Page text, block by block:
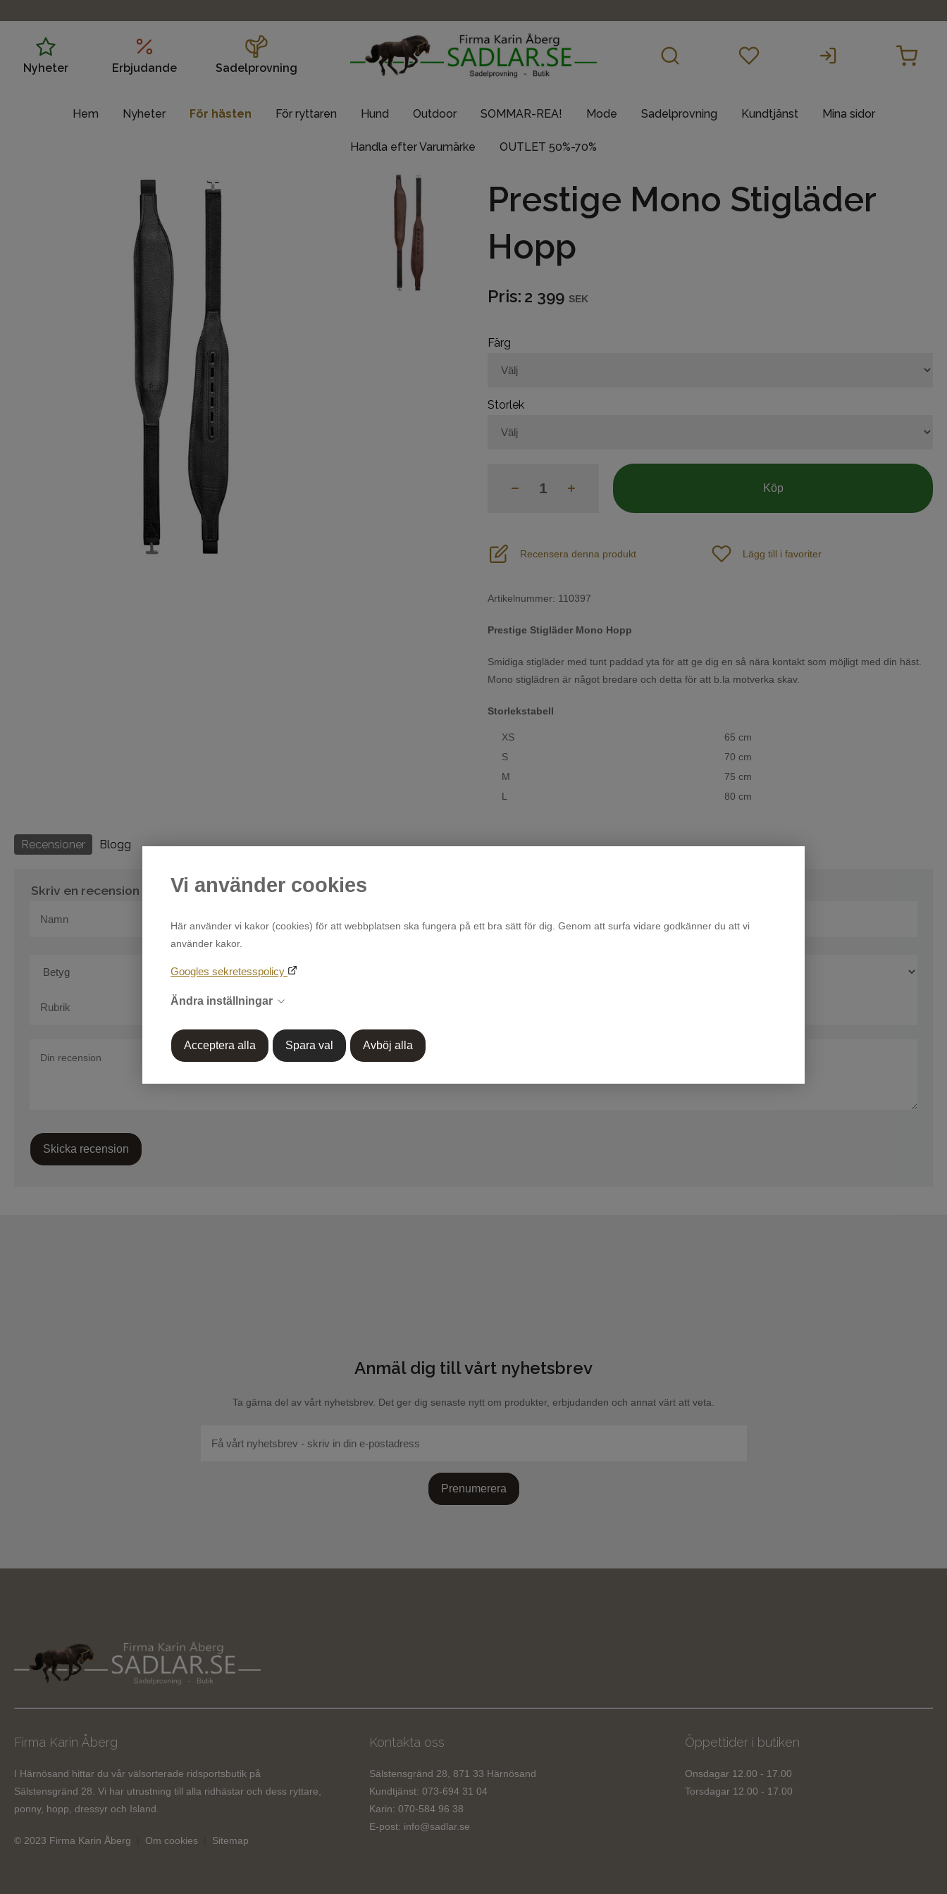
Vi använder cookies
Här använder vi kakor (cookies) för att webbplatsen ska fungera på ett bra sätt för dig. Genom att surfa vidare godkänner du att vi
använder kakor.
Googles sekretesspolicy
Ändra inställningar
Acceptera alla Spara val Avböj alla
Nyheter Erbjudande Sadelprovning
Hem Nyheter För hästen För ryttaren Hund Outdoor SOMMAR-REA! Mode Sadelprovning Kundtjänst Mina sidor
Handla efter Varumärke OUTLET 50%-70%
Prestige Mono Stigläder
Hopp
Pris: 2 399 SEK
Färg
Storlek
Köp
Recensera denna produkt Lägg till i favoriter
Artikelnummer: 110397
Prestige Stigläder Mono Hopp
Smidiga stigläder med tunt paddad yta för att ge dig en så nära kontakt som möjligt med din häst.
Mono stiglädren är något bredare och detta för att b.la motverka skav.
Storlekstabell
XS
65 cm
S
70 cm
M
75 cm
L
80 cm
Recensioner
Skriv en recension
Skicka recension
Blogg
Anmäl dig till vårt nyhetsbrev
Ta gärna del av vårt nyhetsbrev. Det ger dig senaste nytt om produkter, erbjudanden och annat värt att veta.
Prenumerera
Firma Karin Åberg
I Härnösand hittar du vår välsorterade ridsportsbutik på
Sälstensgränd 28. Vi har utrustning till alla ridhästar och dess ryttare,
ponny, hopp, dressyr och Island.
© 2023 Firma Karin Åberg Om cookies Sitemap
Kontakta oss
Sälstensgränd 28, 871 33 Härnösand
Kundtjänst: 073-694 31 04
Karin: 070-584 96 38
E-post: info@sadlar.se
Öppettider i butiken
Onsdagar 12.00 - 17.00
Torsdagar 12.00 - 17.00